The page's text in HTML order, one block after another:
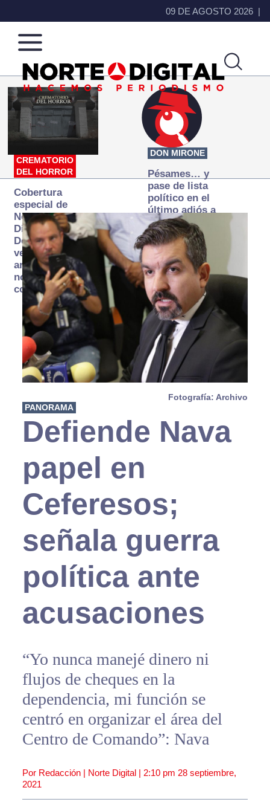
09 DE AGOSTO 2026
Norte
de
Ciudad
Más
que
noticias,
hacemos periodismo
CREMATORIO
DEL HORROR
Cobertura
especial de
Norte
Digital:
Donde la
verdad
arde… pero
no se
consume
DON MIRONE
Pésames… y
pase de lista
político en el
último adiós a
Papá Grande
Fotografía: Archivo
PANORAMA
Defiende Nava
papel en
Ceferesos;
señala guerra
política ante
acusaciones
“Yo nunca manejé dinero ni
flujos de cheques en la
dependencia, mi función se
centró en organizar el área del
Centro de Comando”: Nava
Por Redacción | Norte Digital | 2:10 pm 28 septiembre,
2021